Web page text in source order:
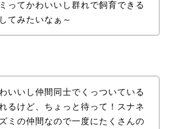
ってかわいいし群れで飼育できる
てみたいなぁ～
いいし仲間同士でくっついている
るけど、ちょっと待って！スナネ
ミの仲間なので一度にたくさんの